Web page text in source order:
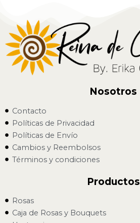
Nosotros
Contacto
Políticas de Privacidad
Políticas de Envío
Cambios y Reembolsos
Términos y condiciones
Productos
Rosas
Caja de Rosas y Bouquets